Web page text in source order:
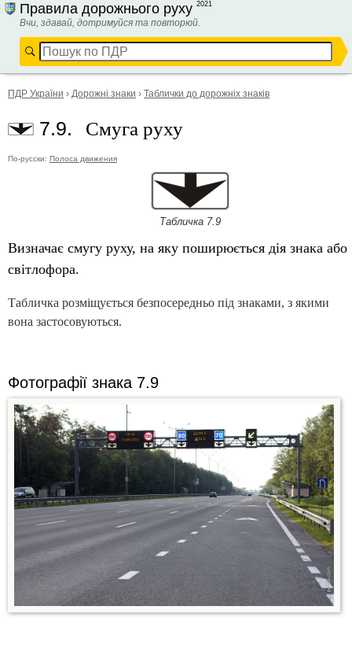
Правила дорожнього руху 2021
Вчи, здавай, дотримуйся та повторюй.
ПДР України › Дорожні знаки › Таблички до дорожніх знаків
7.9. Смуга руху
По-русски: Полоса движения
Табличка 7.9
Визначає смугу руху, на яку поширюється дія знака або
світлофора.
Табличка розміщується безпосередньо під знаками, з якими
вона застосовуються.
Фотографії знака 7.9